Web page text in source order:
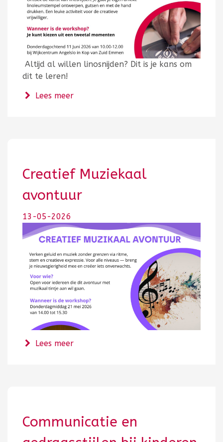
Altijd al willen linosnijden? Dit is je kans om
dit te leren!
Lees meerover Druk je eigen stempel
Creatief Muziekaal
avontuur
13-05-2026
Lees meerover Creatief Muziekaal avontuur
Communicatie en